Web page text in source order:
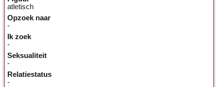
atletisch
Opzoek naar
-
Ik zoek
-
Seksualiteit
-
Relatiestatus
-